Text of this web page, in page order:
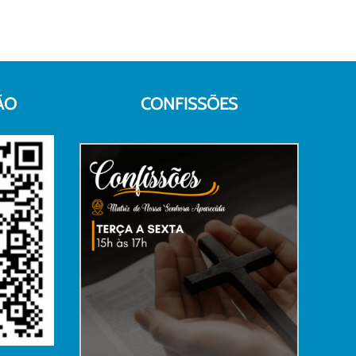
CONFISSÕES